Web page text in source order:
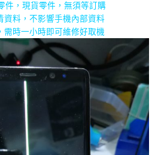
件，現貨零件，無須等訂購
資料，不影響手機內部資料
需時一小時即可維修好取機